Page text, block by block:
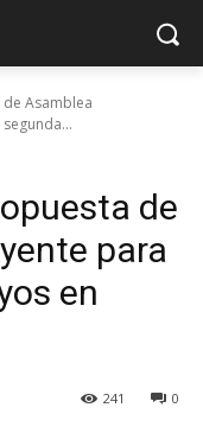
Asamblea
de
para
en
0
241